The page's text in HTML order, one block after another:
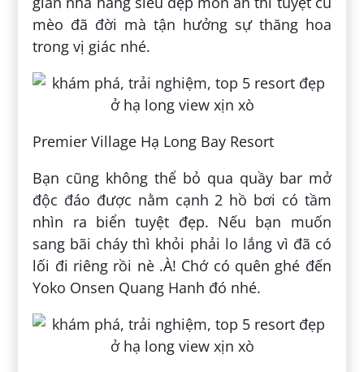
mèo đã đời mà tận hưởng sự thăng hoa
trong vị giác nhé.
Premier Village Hạ Long Bay Resort
Bạn cũng không thể bỏ qua quầy bar mở
độc đáo được nằm cạnh 2 hồ bơi có tầm
nhìn ra biển tuyệt đẹp. Nếu bạn muốn
sang bãi cháy thì khỏi phải lo lắng vì đã có
lối đi riêng rồi nè .À! Chớ có quên ghé đến
Yoko Onsen Quang Hanh đó nhé.